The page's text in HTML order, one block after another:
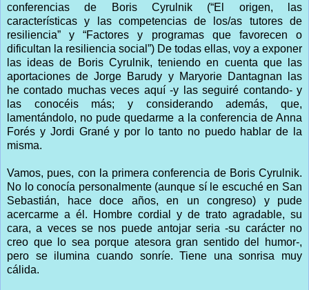
conferencias de Boris Cyrulnik (“El origen, las
características y las competencias de los/as tutores de
resiliencia” y “Factores y programas que favorecen o
dificultan la resiliencia social”) De todas ellas, voy a exponer
las ideas de Boris Cyrulnik, teniendo en cuenta que las
aportaciones de Jorge Barudy y Maryorie Dantagnan las
he contado muchas veces aquí -y las seguiré contando- y
las conocéis más; y considerando además, que,
lamentándolo, no pude quedarme a la conferencia de Anna
Forés y Jordi Grané y por lo tanto no puedo hablar de la
misma.
Vamos, pues, con la primera conferencia de Boris Cyrulnik.
No lo conocía personalmente (aunque sí le escuché en San
Sebastián, hace doce años, en un congreso) y pude
acercarme a él. Hombre cordial y de trato agradable, su
cara, a veces se nos puede antojar seria -su carácter no
creo que lo sea porque atesora gran sentido del humor-,
pero se ilumina cuando sonríe. Tiene una sonrisa muy
cálida.